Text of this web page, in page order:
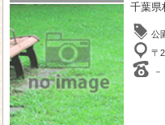
千葉県
公
〒
－